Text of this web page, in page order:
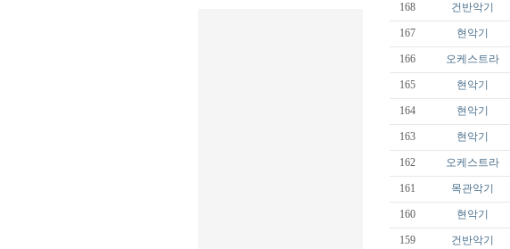
168 건반악기
167 현악기
166 오케스트라
165 현악기
164 현악기
163 현악기
162 오케스트라
161 목관악기
160 현악기
159 건반악기